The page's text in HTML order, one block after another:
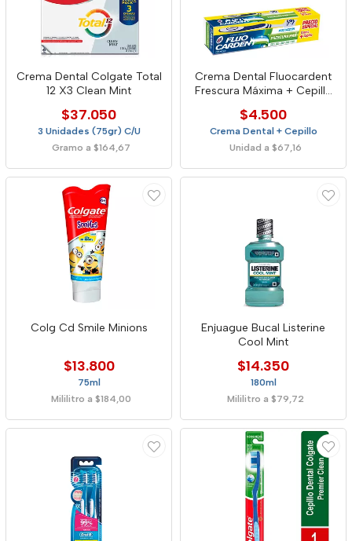
Crema Dental Colgate Total
12 X3 Clean Mint
$37.050
3 Unidades (75gr) C/U
Gramo a $164,67
Crema Dental Fluocardent
Frescura Máxima + Cepillo
$4.500
Crema Dental + Cepillo
Unidad a $67,16
Colg Cd Smile Minions
$13.800
75ml
Mililitro a $184,00
Enjuague Bucal Listerine
Cool Mint
$14.350
180ml
Mililitro a $79,72